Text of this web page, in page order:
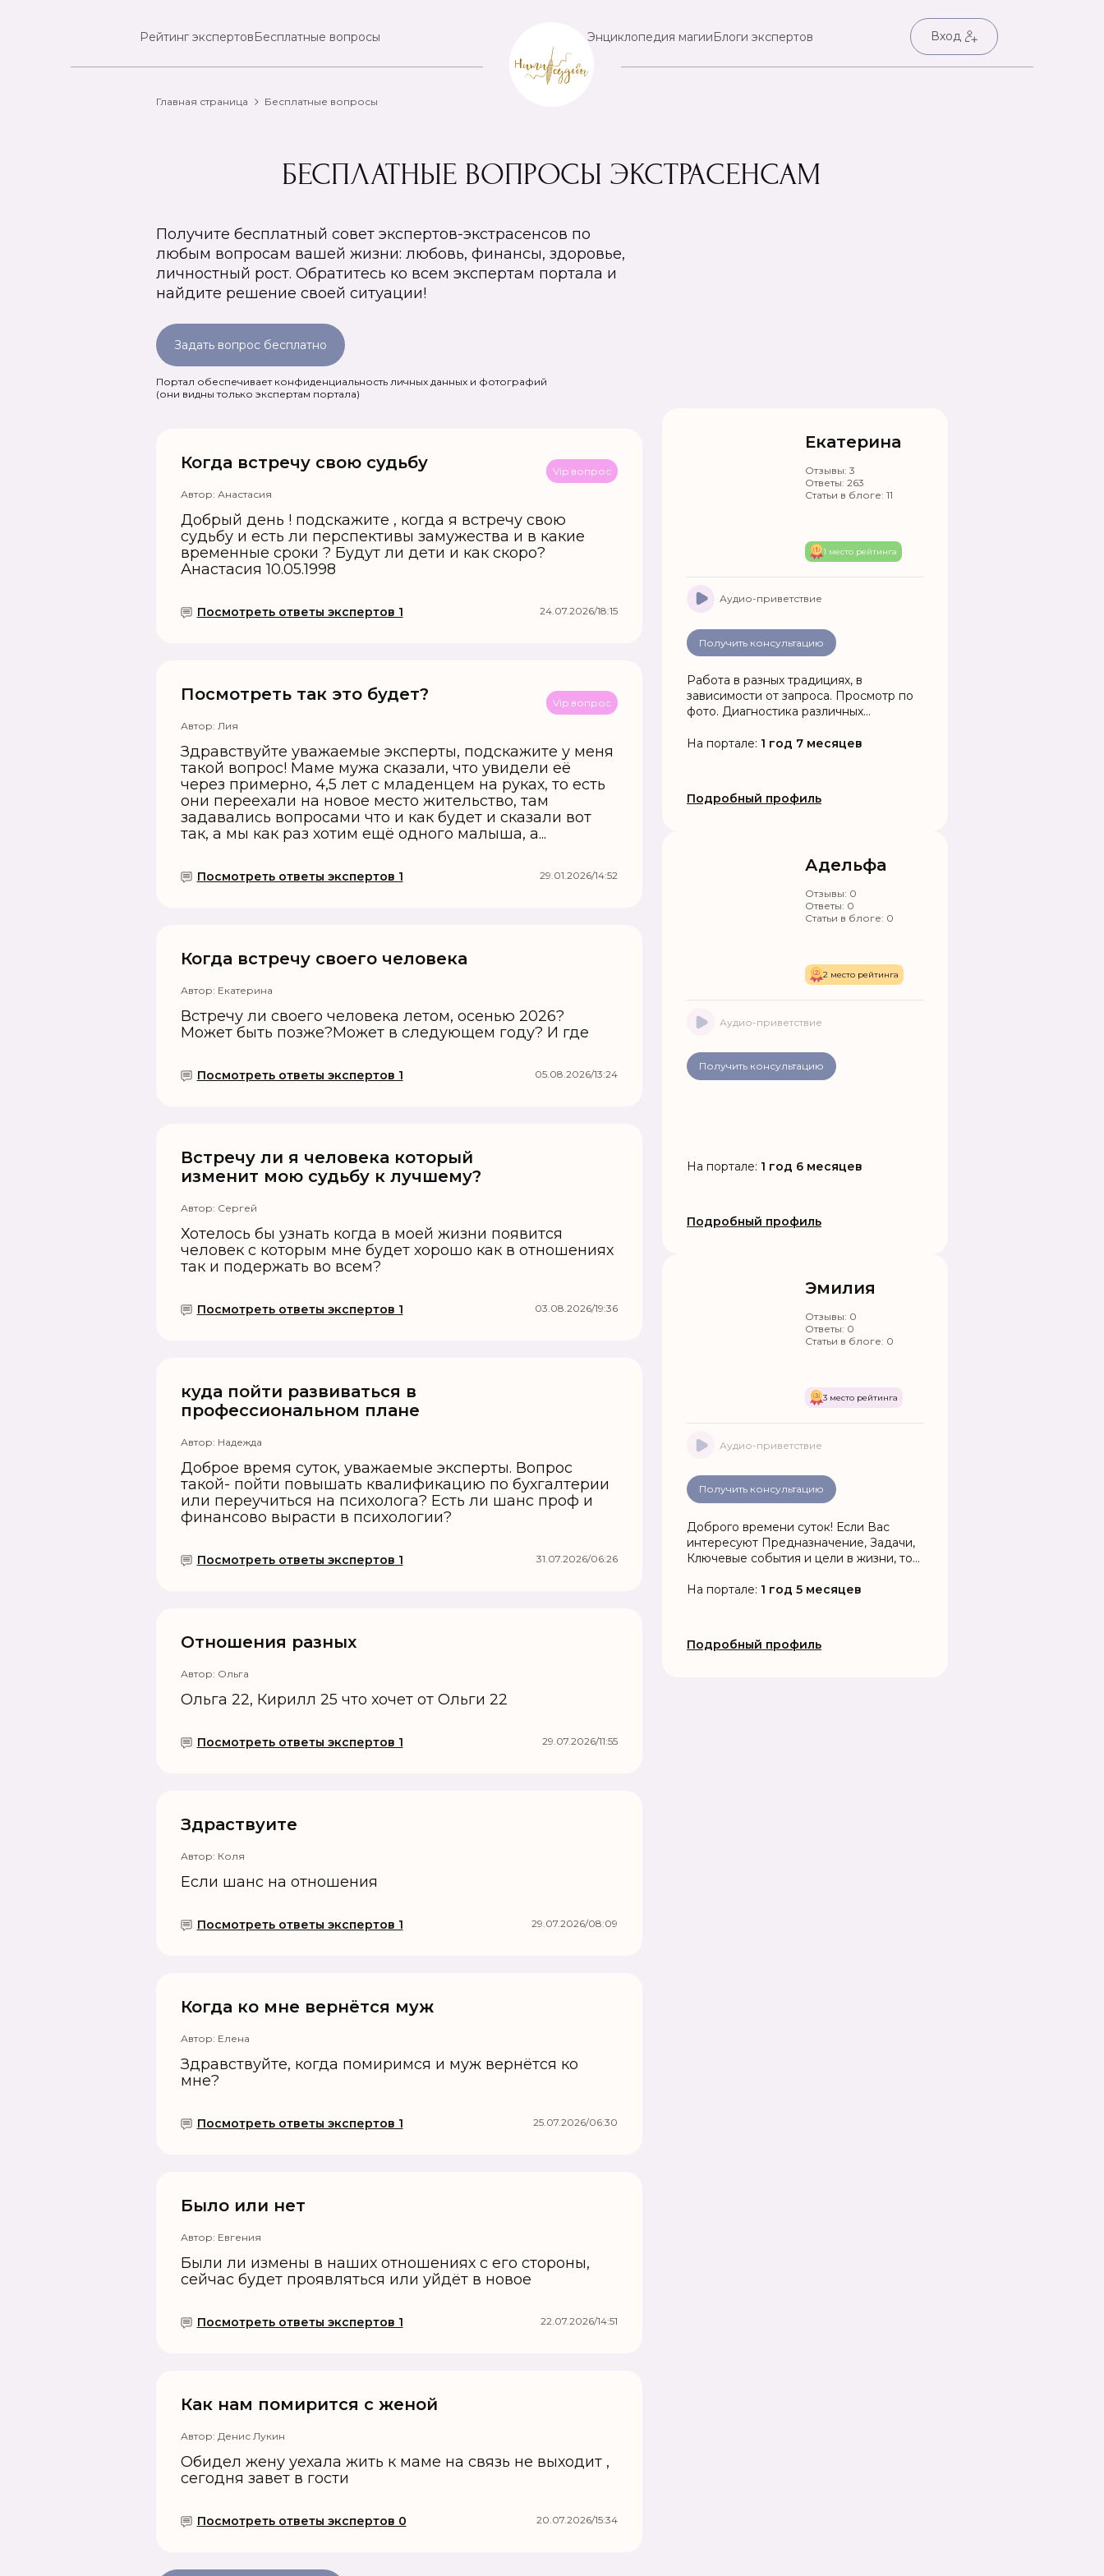
Рейтинг экспертовБесплатные вопросы Энциклопедия магииБлоги экспертов Вход
Главная страница Бесплатные вопросы
БЕСПЛАТНЫЕ ВОПРОСЫ ЭКСТРАСЕНСАМ
Получите бесплатный совет экспертов-экстрасенсов по
любым вопросам вашей жизни: любовь, финансы, здоровье,
личностный рост. Обратитесь ко всем экспертам портала и
найдите решение своей ситуации!
Задать вопрос бесплатно
Портал обеспечивает конфиденциальность личных данных и фотографий
(они видны только экспертам портала)
Когда встречу свою судьбу
Vip вопрос
Автор: Анастасия
Добрый день ! подскажите , когда я встречу свою
судьбу и есть ли перспективы замужества и в какие
временные сроки ? Будут ли дети и как скоро?
Анастасия 10.05.1998
Посмотреть ответы экспертов 1 24.07.2026/18:15
Посмотреть так это будет?
Vip вопрос
Автор: Лия
Здравствуйте уважаемые эксперты, подскажите у меня
такой вопрос! Маме мужа сказали, что увидели её
через примерно, 4,5 лет с младенцем на руках, то есть
они переехали на новое место жительство, там
задавались вопросами что и как будет и сказали вот
так, а мы как раз хотим ещё одного малыша, а...
Посмотреть ответы экспертов 1 29.01.2026/14:52
Когда встречу своего человека
Автор: Екатерина
Встречу ли своего человека летом, осенью 2026?
Может быть позже?Может в следующем году? И где
Посмотреть ответы экспертов 1 05.08.2026/13:24
Встречу ли я человека который
изменит мою судьбу к лучшему?
Автор: Сергей
Хотелось бы узнать когда в моей жизни появится
человек с которым мне будет хорошо как в отношениях
так и подержать во всем?
Посмотреть ответы экспертов 1 03.08.2026/19:36
куда пойти развиваться в
профессиональном плане
Автор: Надежда
Доброе время суток, уважаемые эксперты. Вопрос
такой- пойти повышать квалификацию по бухгалтерии
или переучиться на психолога? Есть ли шанс проф и
финансово вырасти в психологии?
Посмотреть ответы экспертов 1 31.07.2026/06:26
Отношения разных
Автор: Ольга
Ольга 22, Кирилл 25 что хочет от Ольги 22
Посмотреть ответы экспертов 1 29.07.2026/11:55
Здраствуите
Автор: Коля
Если шанс на отношения
Посмотреть ответы экспертов 1 29.07.2026/08:09
Когда ко мне вернётся муж
Автор: Елена
Здравствуйте, когда помиримся и муж вернётся ко
мне?
Посмотреть ответы экспертов 1 25.07.2026/06:30
Было или нет
Автор: Евгения
Были ли измены в наших отношениях с его стороны,
сейчас будет проявляться или уйдёт в новое
Посмотреть ответы экспертов 1 22.07.2026/14:51
Как нам помирится с женой
Автор: Денис Лукин
Обидел жену уехала жить к маме на связь не выходит ,
сегодня завет в гости
Посмотреть ответы экспертов 0 20.07.2026/15:34
Екатерина
Отзывы: 3
Ответы: 263
Статьи в блоге: 11
1 место рейтинга
Аудио-приветствие
Получить консультацию
Работа в разных традициях, в
зависимости от запроса. Просмотр по
фото. Диагностика различных
привлечь любовь в Вашу жизнь,
благополучия в жизнь. Помощь в
решении проблем любой сложности.
На портале: 1 год 7 месяцев
Подробный профиль
Адельфа
Отзывы: 0
Ответы: 0
Статьи в блоге: 0
2 место рейтинга
Аудио-приветствие
Получить консультацию
На портале: 1 год 6 месяцев
Подробный профиль
Эмилия
Отзывы: 0
Ответы: 0
Статьи в блоге: 0
3 место рейтинга
Аудио-приветствие
Получить консультацию
Доброго времени суток! Если Вас
интересуют Предназначение, Задачи,
Ключевые события и цели в жизни, то
помогут Вам!!!
На портале: 1 год 5 месяцев
Подробный профиль